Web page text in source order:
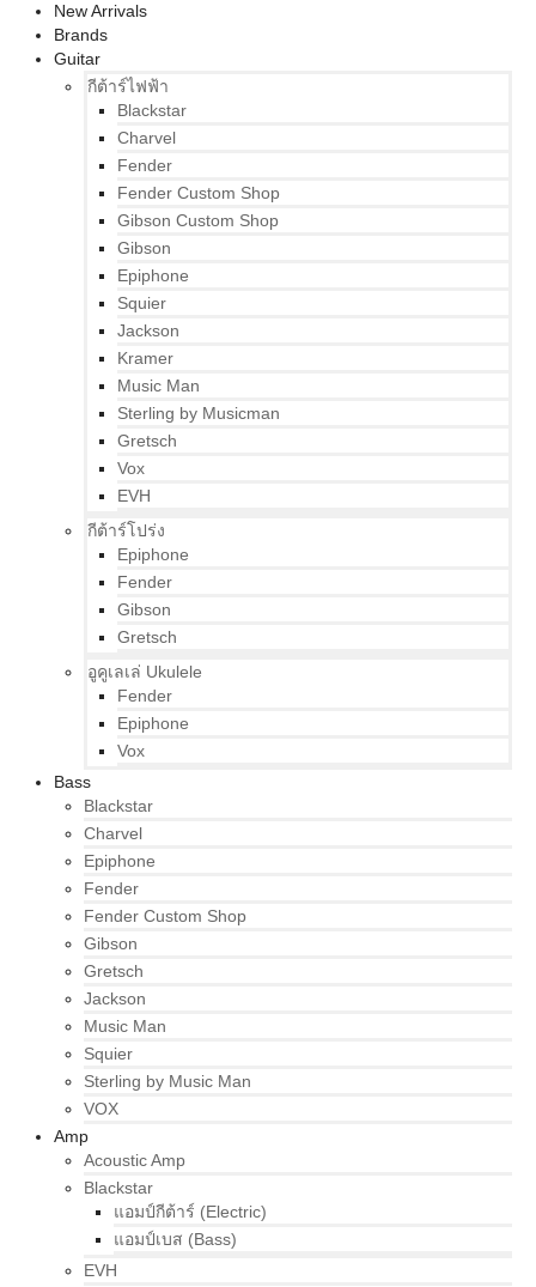
New Arrivals
Brands
Guitar
กีต้าร์ไฟฟ้า
Blackstar
Charvel
Fender
Fender Custom Shop
Gibson Custom Shop
Gibson
Epiphone
Squier
Jackson
Kramer
Music Man
Sterling by Musicman
Gretsch
Vox
EVH
กีต้าร์โปร่ง
Epiphone
Fender
Gibson
Gretsch
อูคูเลเล่ Ukulele
Fender
Epiphone
Vox
Bass
Blackstar
Charvel
Epiphone
Fender
Fender Custom Shop
Gibson
Gretsch
Jackson
Music Man
Squier
Sterling by Music Man
VOX
Amp
Acoustic Amp
Blackstar
แอมป์กีต้าร์ (Electric)
แอมป์เบส (Bass)
EVH